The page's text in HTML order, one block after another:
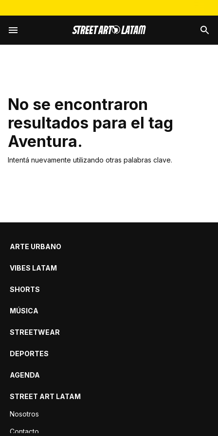
No se encontraron
resultados para el tag
Aventura.
Intentá nuevamente utilizando otras palabras clave.
ARTE URBANO
VIBES LATAM
SHORTS
MÚSICA
STREETWEAR
DEPORTES
AGENDA
STREET ART LATAM
Nosotros
Contacto